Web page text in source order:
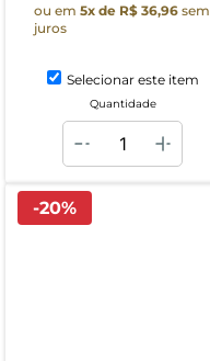
ou em 5x de R$ 36,96 sem
juros
Selecionar este item
Quantidade
-20%